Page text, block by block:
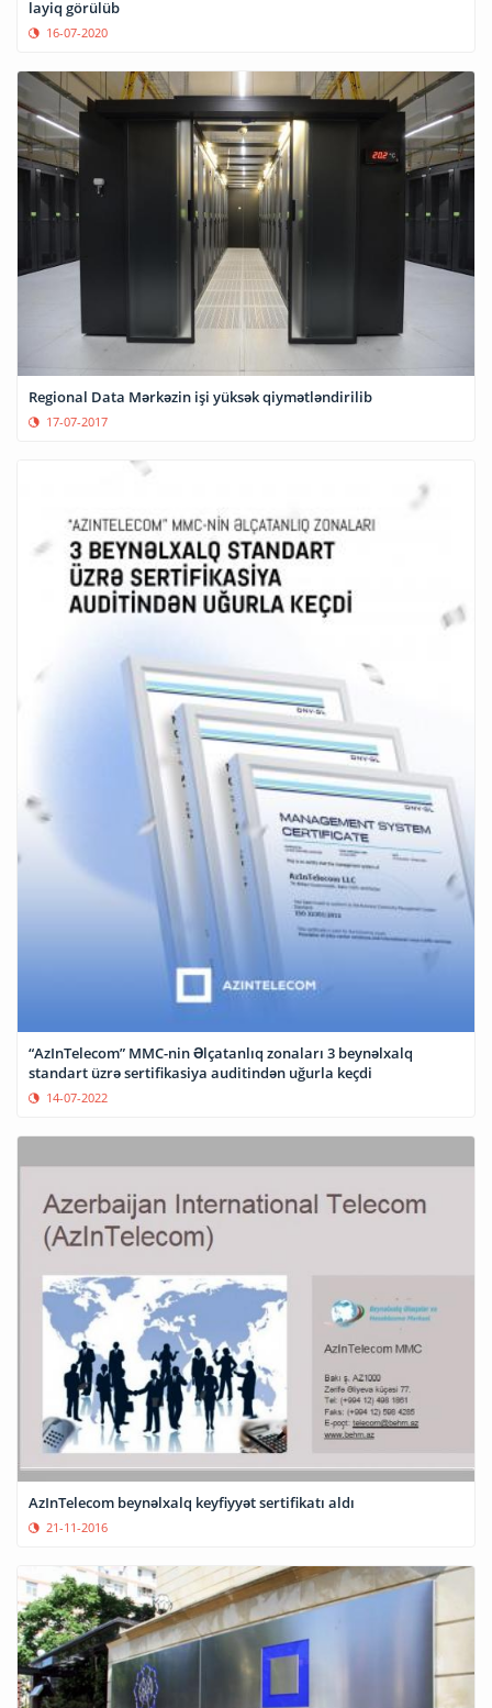
layiq görülüb
16-07-2020
Regional Data Mərkəzin işi yüksək qiymətləndirilib
17-07-2017
“AzInTelecom” MMC-nin Əlçatanlıq zonaları 3 beynəlxalq
14-07-2022
AzInTelecom beynəlxalq keyfiyyət sertifikatı aldı
21-11-2016